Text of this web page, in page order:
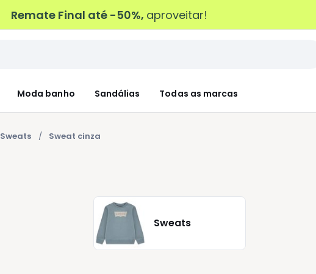
Remate Final até -50%, aproveitar!
Moda banho Sandálias Todas as marcas
Sweats Sweat cinza
Sweats